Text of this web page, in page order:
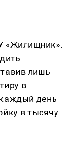
«Жилищник».
лишь
в
день
в тысячу